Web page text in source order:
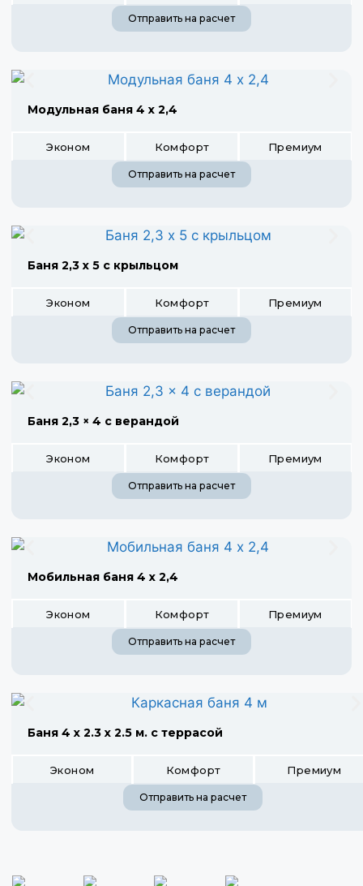
Отправить на расчет
Модульная баня 4 х 2,4
Эконом Комфорт Премиум
Отправить на расчет
Баня 2,3 х 5 с крыльцом
Эконом Комфорт Премиум
Отправить на расчет
Баня 2,3 × 4 с верандой
Эконом Комфорт Премиум
Отправить на расчет
Мобильная баня 4 х 2,4
Эконом Комфорт Премиум
Отправить на расчет
Баня 4 х 2.3 х 2.5 м. с террасой
Эконом Комфорт Премиум
Отправить на расчет